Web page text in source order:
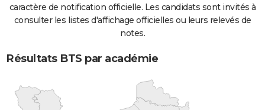
caractère de notification officielle. Les candidats sont invités à
consulter les listes d'affichage officielles ou leurs relevés de
notes.
Résultats BTS par académie